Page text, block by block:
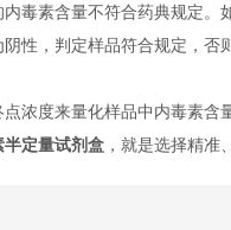
毒素含量不符合药典规定
性，判定样品符合规定，否
浓度来量化样品中内毒素
定量试剂盒，就是选择精准